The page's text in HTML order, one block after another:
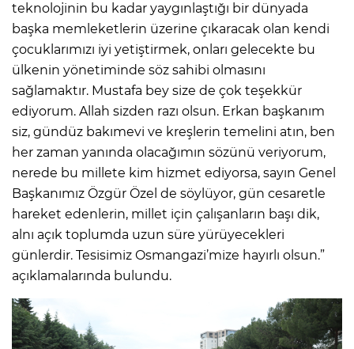
teknolojinin bu kadar yaygınlaştığı bir dünyada
başka memleketlerin üzerine çıkaracak olan kendi
çocuklarımızı iyi yetiştirmek, onları gelecekte bu
ülkenin yönetiminde söz sahibi olmasını
sağlamaktır. Mustafa bey size de çok teşekkür
ediyorum. Allah sizden razı olsun. Erkan başkanım
siz, gündüz bakımevi ve kreşlerin temelini atın, ben
her zaman yanında olacağımın sözünü veriyorum,
nerede bu millete kim hizmet ediyorsa, sayın Genel
Başkanımız Özgür Özel de söylüyor, gün cesaretle
hareket edenlerin, millet için çalışanların başı dik,
alnı açık toplumda uzun süre yürüyecekleri
günlerdir. Tesisimiz Osmangazi’mize hayırlı olsun.”
açıklamalarında bulundu.